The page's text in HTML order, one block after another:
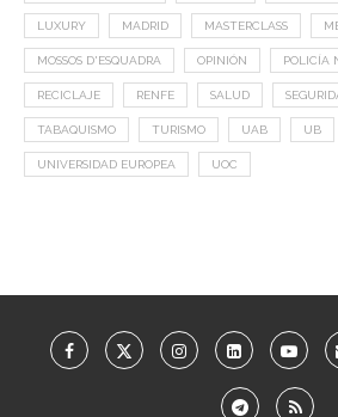
LUXURY MADRID MASTERCLASS
MOSSOS D'ESQUADRA OPINIÓN POLICÍA
RECICLAJE RENFE SALUD
TABAQUISMO TURISMO UAB UB
UNIVERSIDAD EUROPEA UOC